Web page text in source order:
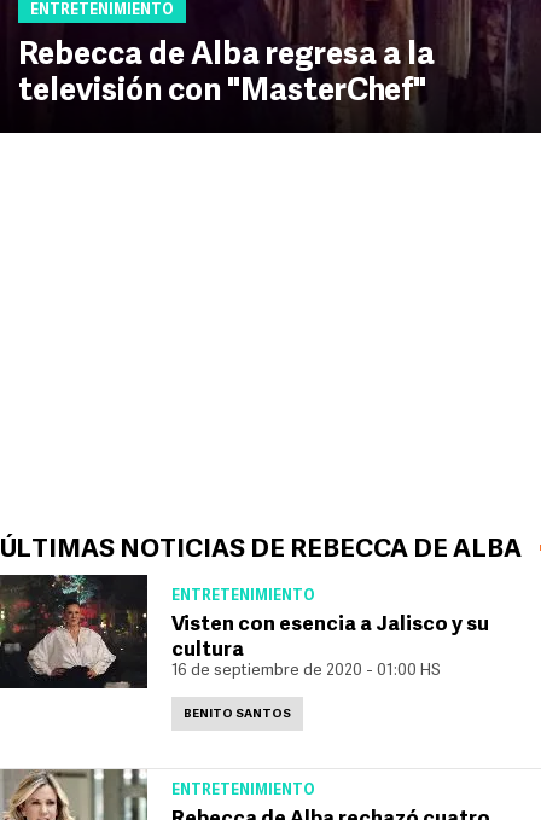
ENTRETENIMIENTO
Rebecca de Alba regresa a la
televisión con "MasterChef"
ÚLTIMAS NOTICIAS DE REBECCA DE ALBA
ENTRETENIMIENTO
Visten con esencia a Jalisco y su
cultura
16 de septiembre de 2020 - 01:00 HS
BENITO SANTOS
ENTRETENIMIENTO